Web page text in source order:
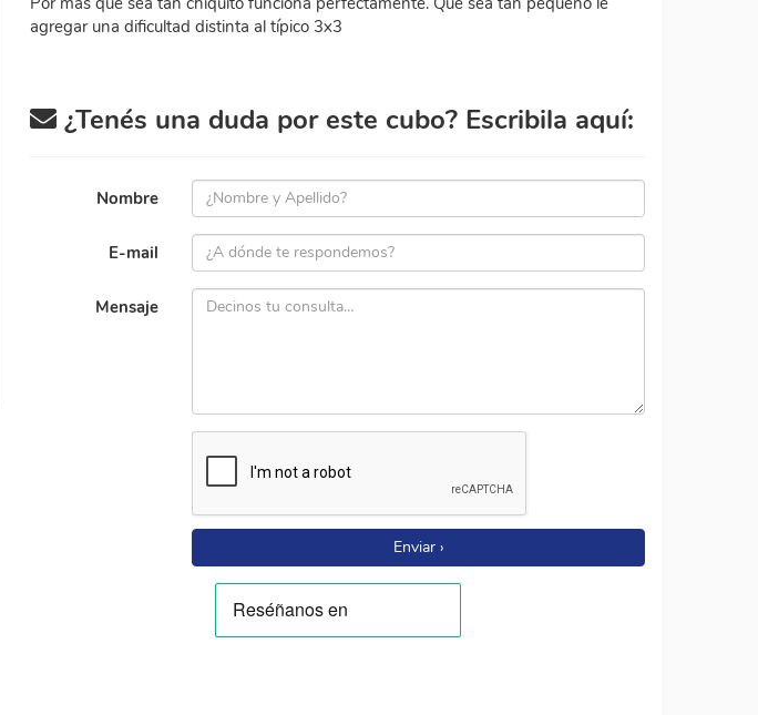
agregar una dificultad distinta al típico 3x3
¿Tenés una duda por este cubo? Escribila aquí:
Nombre
E-mail
Mensaje
Enviar ›